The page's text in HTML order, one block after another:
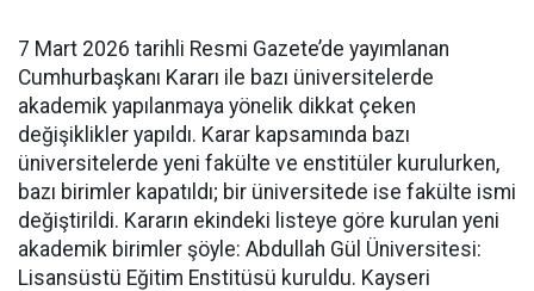
7 Mart 2026 tarihli Resmi Gazete’de yayımlanan
Cumhurbaşkanı Kararı ile bazı üniversitelerde
akademik yapılanmaya yönelik dikkat çeken
değişiklikler yapıldı. Karar kapsamında bazı
üniversitelerde yeni fakülte ve enstitüler kurulurken,
bazı birimler kapatıldı; bir üniversitede ise fakülte ismi
değiştirildi. Kararın ekindeki listeye göre kurulan yeni
akademik birimler şöyle: Abdullah Gül Üniversitesi:
Lisansüstü Eğitim Enstitüsü kuruldu. Kayseri